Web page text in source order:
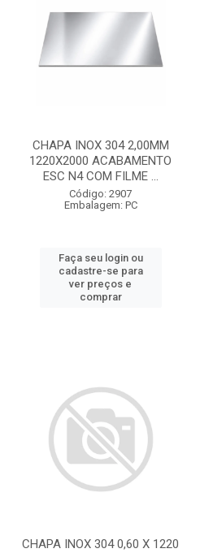
CHAPA INOX 304 2,00MM
1220X2000 ACABAMENTO
ESC N4 COM FILME ...
Código: 2907
Embalagem: PC
Faça seu login ou
cadastre-se para
ver preços e
comprar
CHAPA INOX 304 0,60 X 1220